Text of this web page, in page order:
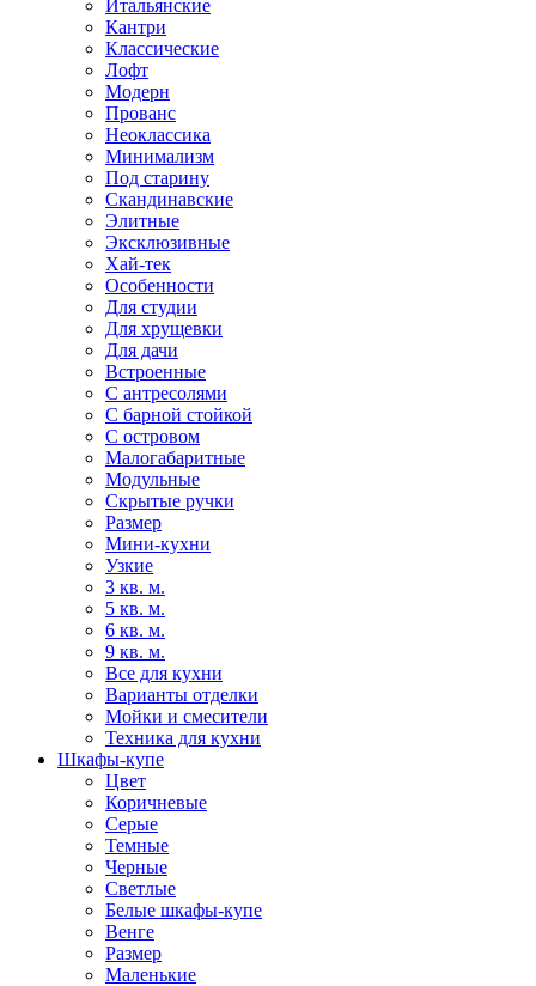
Итальянские
Кантри
Классические
Лофт
Модерн
Прованс
Неоклассика
Минимализм
Под старину
Скандинавские
Элитные
Эксклюзивные
Хай-тек
Особенности
Для студии
Для хрущевки
Для дачи
Встроенные
С антресолями
С барной стойкой
С островом
Малогабаритные
Модульные
Скрытые ручки
Размер
Мини-кухни
Узкие
3 кв. м.
5 кв. м.
6 кв. м.
9 кв. м.
Все для кухни
Варианты отделки
Мойки и смесители
Техника для кухни
Шкафы-купе
Цвет
Коричневые
Серые
Темные
Черные
Светлые
Белые шкафы-купе
Венге
Размер
Маленькие